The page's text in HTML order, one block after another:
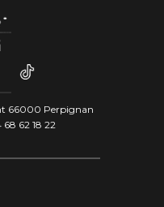
66000 Perpignan
68 62 18 22